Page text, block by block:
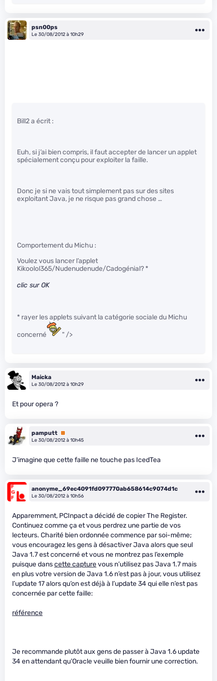
psn00ps
Le 30/08/2012 à 10h29
Bill2 a écrit :
Euh, si j’ai bien compris, il faut accepter de lancer un applet
spécialement conçu pour exploiter la faille.
Donc je si ne vais tout simplement pas sur des sites
exploitant Java, je ne risque pas grand chose …
Comportement du Michu :
Voulez vous lancer l’applet
Kikoolol365/Nudenudenude/Cadogénial? *
clic sur OK
* rayer les applets suivant la catégorie sociale du Michu
concerné " />
Maicka
Le 30/08/2012 à 10h29
Et pour opera ?
pamputt Premium
Le 30/08/2012 à 10h45
J’imagine que cette faille ne touche pas IcedTea
anonyme_69ec4091fd097770ab658614c9074d1c
Le 30/08/2012 à 10h56
Apparemment, PCInpact a décidé de copier The Register.
Continuez comme ça et vous perdrez une partie de vos
lecteurs. Charité bien ordonnée commence par soi-même;
vous encouragez les gens à désactiver Java alors que seul
Java 1.7 est concerné et vous ne montrez pas l’exemple
puisque danscette capturevous n’utilisez pas Java 1.7 mais
en plus votre version de Java 1.6 n’est pas à jour, vous utilisez
l’update 17 alors qu’on est déjà à l’update 34 qui elle n’est pas
concernée par cette faille:
référence
Je recommande plutôt aux gens de passer à Java 1.6 update
34 en attendant qu’Oracle veuille bien fournir une correction.